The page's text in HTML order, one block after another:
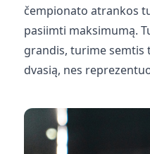
čempionato atrankos
pasiimti maksimumą.
grandis, turime
dvasią, nes